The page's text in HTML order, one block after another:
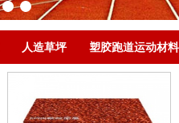
人造草坪 塑胶跑道运动材料